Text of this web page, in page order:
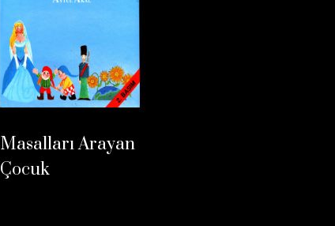
Masalları Arayan
Çocuk